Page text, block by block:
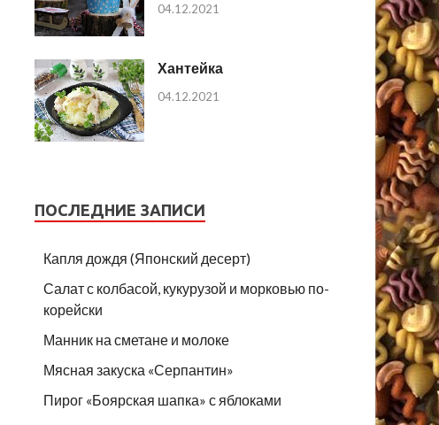
04.12.2021
Хантейка
04.12.2021
ПОСЛЕДНИЕ ЗАПИСИ
Капля дождя (Японский десерт)
Салат с колбасой, кукурузой и морковью по-
корейски
Манник на сметане и молоке
Мясная закуска «Серпантин»
Пирог «Боярская шапка» с яблоками